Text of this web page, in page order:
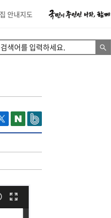
안내지도